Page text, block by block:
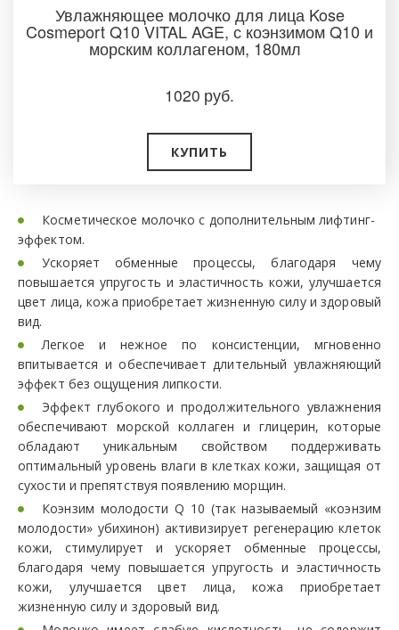
Увлажняющее молочко для лица Kose
Cosmeport Q10 VITAL AGE, с коэнзимом Q10 и
морским коллагеном, 180мл
1020 руб.
КУПИТЬ
Косметическое молочко с дополнительным лифтинг-
эффектом.
Ускоряет обменные процессы, благодаря чему
повышается упругость и эластичность кожи, улучшается
цвет лица, кожа приобретает жизненную силу и здоровый
вид.
Легкое и нежное по консистенции, мгновенно
впитывается и обеспечивает длительный увлажняющий
эффект без ощущения липкости.
Эффект глубокого и продолжительного увлажнения
обеспечивают морской коллаген и глицерин, которые
обладают уникальным свойством поддерживать
оптимальный уровень влаги в клетках кожи, защищая от
сухости и препятствуя появлению морщин.
Коэнзим молодости Q 10 (так называемый «коэнзим
молодости» убихинон) активизирует регенерацию клеток
кожи, стимулирует и ускоряет обменные процессы,
благодаря чему повышается упругость и эластичность
кожи, улучшается цвет лица, кожа приобретает
жизненную силу и здоровый вид.